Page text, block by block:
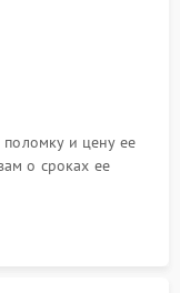
и цену ее
о сроках ее